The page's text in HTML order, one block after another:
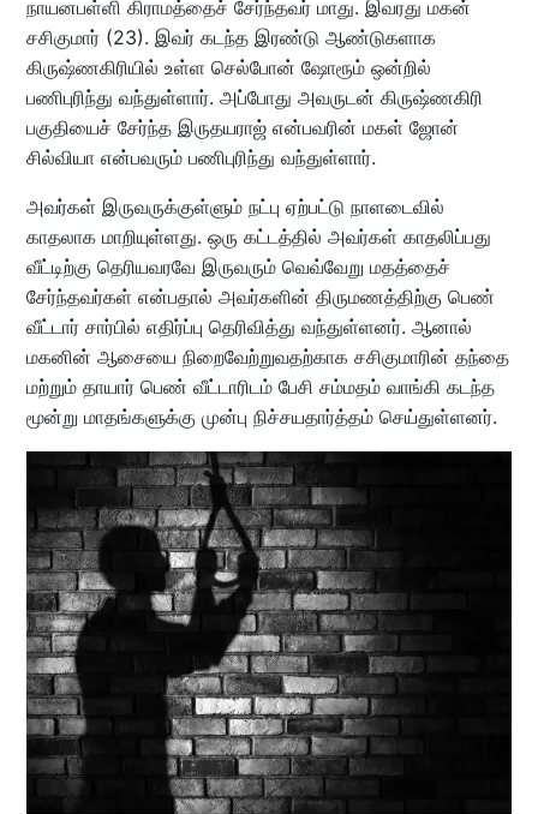
நாயனபள்ளி கிராமத்தைச் சேர்ந்தவர் மாது. இவரது மகன்
சசிகுமார் (23). இவர் கடந்த இரண்டு ஆண்டுகளாக
கிருஷ்ணகிரியில் உள்ள செல்போன் ஷோரூம் ஒன்றில்
பணிபுரிந்து வந்துள்ளார். அப்போது அவருடன் கிருஷ்ணகிரி
பகுதியைச் சேர்ந்த இருதயராஜ் என்பவரின் மகள் ஜோன்
சில்வியா என்பவரும் பணிபுரிந்து வந்துள்ளார்.
அவர்கள் இருவருக்குள்ளும் நட்பு ஏற்பட்டு நாளடைவில்
காதலாக மாறியுள்ளது. ஒரு கட்டத்தில் அவர்கள் காதலிப்பது
வீட்டிற்கு தெரியவரவே இருவரும் வெவ்வேறு மதத்தைச்
சேர்ந்தவர்கள் என்பதால் அவர்களின் திருமணத்திற்கு பெண்
வீட்டார் சார்பில் எதிர்ப்பு தெரிவித்து வந்துள்ளனர். ஆனால்
மகனின் ஆசையை நிறைவேற்றுவதற்காக சசிகுமாரின் தந்தை
மற்றும் தாயார் பெண் வீட்டாரிடம் பேசி சம்மதம் வாங்கி கடந்த
மூன்று மாதங்களுக்கு முன்பு நிச்சயதார்த்தம் செய்துள்ளனர்.